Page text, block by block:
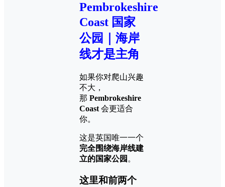
Pembrokeshire
Coast 国家
公园｜海岸
线才是主角
如果你对爬山兴趣
不大，
那 Pembrokeshire
Coast 会更适合
你。
这是英国唯一一个
完全围绕海岸线建
立的国家公园 。
这里和前两个